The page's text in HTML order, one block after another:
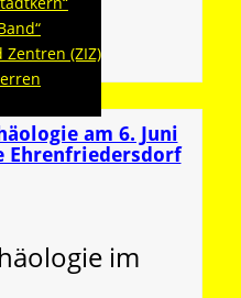
(ZIZ)
am 6. Juni
Ehrenfriedersdorf
im